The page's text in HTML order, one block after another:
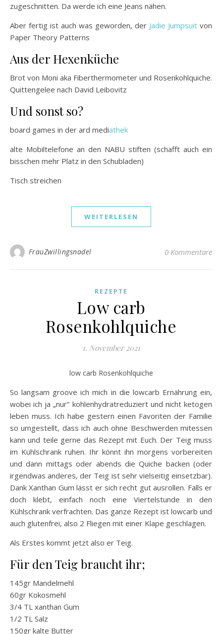
zugeschnitten. Da werde ich eine Jeans nähen.
Aber fertig ist auch was geworden, der Jadie Jumpsuit von
Paper Theory Patterns
Aus der Hexenküche
Brot von Moni aka Fiberthermometer und Rosenkohlquiche.
Quittengelee nach David Leibovitz
Und sonst so?
board games in der ard mediathek
alte Mobiltelefone an den NABU stiften (schafft auch ein
bisschen mehr Platz in den Schubladen)
Tisch streichen
WEITERLESEN
FrauZwillingsnadel 0 Kommentare
REZEPTE
Low carb
Rosenkohlquiche
1. November 2021
low carb Rosenkohlquiche
So langsam groove ich mich in die lowcarb Ernährung ein,
wobei ich ja „nur“ kohlenhydratreduziert und nicht ketogen
leben muss. Ich habe gestern einen Favoriten der Familie
so umgestellt, dass ich auch ohne Beschwerden mitessen
kann und teile gerne das Rezept mit Euch. Der Teig muss
im Kühlschrank ruhen. Ihr könnt ihn morgens vorbereiten
und dann mittags oder abends die Quiche backen (oder
irgendwas anderes, der Teig ist sehr vielseitig einsetzbar).
Dank Xanthan Gum lässt er sich recht gut ausrollen. Falls er
doch klebt, einfach noch eine Viertelstunde in den
Kühlschrank verfrachten. Das ganze Rezept ist lowcarb und
auch glutenfrei, also 2 Fliegen mit einer Klape geschlagen.
Als Erstes kommt jetzt also er Teig.
Für den Teig braucht ihr;
145gr Mandelmehl
60gr Kokosmehl
3/4 TL xanthan Gum
1/2 TL Salz
150gr kalte Butter